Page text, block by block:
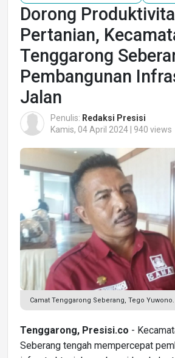
Dorong
Pertanian,
Tenggarong
Pembangunan
Jalan
Penulis: Redaksi Presisi
Kamis, 04 April 2024 | 940 views
Camat Tenggarong Seberang, Tego
Tenggarong, Presisi.co -
Seberang tengah mempercepat